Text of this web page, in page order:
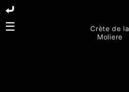
☰
Crète de la
Moliere